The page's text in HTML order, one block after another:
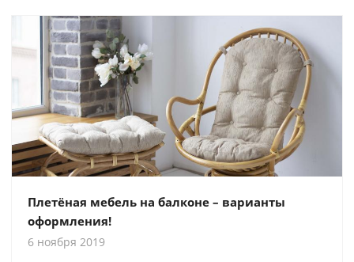
Плетёная мебель на балконе – варианты
оформления!
6 ноября 2019